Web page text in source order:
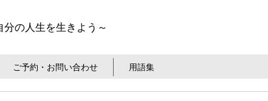
の人生を生きよう～
ご予約・お問い合わせ 用語集